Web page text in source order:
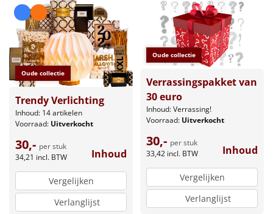
Oude collectie
Trendy Verlichting
Inhoud: 14 artikelen
Voorraad: Uitverkocht
30,- per stuk
34,21 incl. BTW Inhoud
Vergelijken
Verlanglijst
Oude collectie
Verrassingspakket van
30 euro
Inhoud: Verrassing!
Voorraad: Uitverkocht
30,- per stuk
33,42 incl. BTW Inhoud
Vergelijken
Verlanglijst